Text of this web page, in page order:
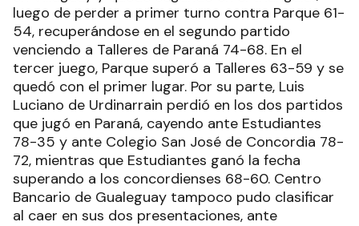
luego de perder a primer turno contra Parque 61-
54, recuperándose en el segundo partido
venciendo a Talleres de Paraná 74-68. En el
tercer juego, Parque superó a Talleres 63-59 y se
quedó con el primer lugar. Por su parte, Luis
Luciano de Urdinarrain perdió en los dos partidos
que jugó en Paraná, cayendo ante Estudiantes
78-35 y ante Colegio San José de Concordia 78-
72, mientras que Estudiantes ganó la fecha
superando a los concordienses 68-60. Centro
Bancario de Gualeguay tampoco pudo clasificar
al caer en sus dos presentaciones, ante